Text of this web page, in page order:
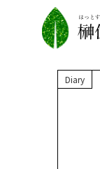
Diary